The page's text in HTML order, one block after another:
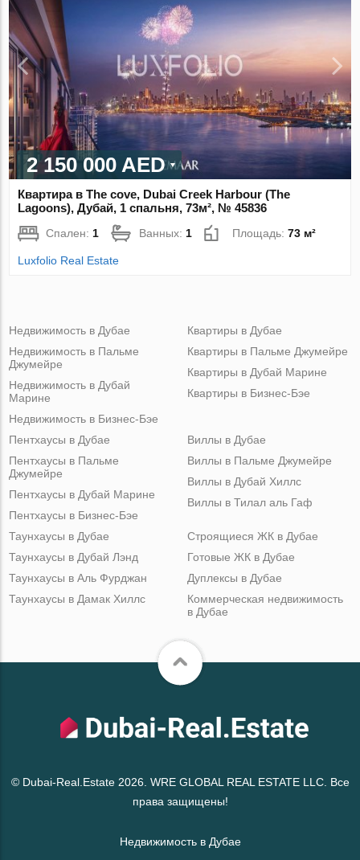
2 150 000 AED
Квартира в The cove, Dubai Creek Harbour (The
Lagoons), Дубай, 1 спальня, 73м², № 45836
Спален: 1 Ванных: 1 Площадь:73 м²
Luxfolio Real Estate
Недвижимость в Дубае
Недвижимость в Пальме
Джумейре
Недвижимость в Дубай
Марине
Недвижимость в Бизнес-Бэе
Квартиры в Дубае
Квартиры в Пальме Джумейре
Квартиры в Дубай Марине
Квартиры в Бизнес-Бэе
Пентхаусы в Дубае
Пентхаусы в Пальме
Джумейре
Пентхаусы в Дубай Марине
Пентхаусы в Бизнес-Бэе
Виллы в Дубае
Виллы в Пальме Джумейре
Виллы в Дубай Хиллс
Виллы в Тилал аль Гаф
Таунхаусы в Дубае
Таунхаусы в Дубай Лэнд
Таунхаусы в Аль Фурджан
Таунхаусы в Дамак Хиллс
Строящиеся ЖК в Дубае
Готовые ЖК в Дубае
Дуплексы в Дубае
Коммерческая недвижимость
в Дубае
© Dubai-Real.Estate 2026. WRE GLOBAL REAL ESTATE LLC. Все
права защищены!
Недвижимость в Дубае